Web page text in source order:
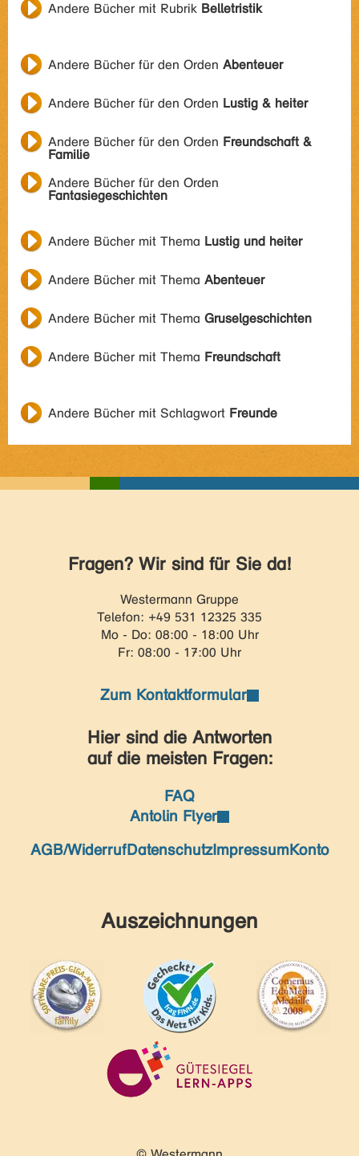
Andere Bücher mit Rubrik Belletristik
Andere Bücher für den Orden Abenteuer
Andere Bücher für den Orden Lustig & heiter
Andere Bücher für den Orden Freundschaft &
Familie
Andere Bücher für den Orden
Fantasiegeschichten
Andere Bücher mit Thema Lustig und heiter
Andere Bücher mit Thema Abenteuer
Andere Bücher mit Thema Gruselgeschichten
Andere Bücher mit Thema Freundschaft
Andere Bücher mit Schlagwort Freunde